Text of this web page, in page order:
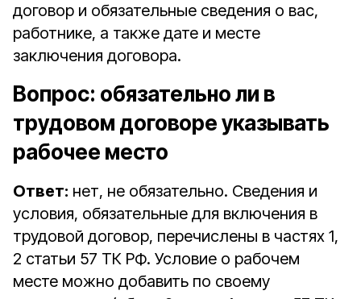
договор и обязательные сведения о вас,
работнике, а также дате и месте
заключения договора.
Вопрос: обязательно ли в
трудовом договоре указывать
рабочее место
Ответ: нет, не обязательно. Сведения и
условия, обязательные для включения в
трудовой договор, перечислены в частях 1,
2 статьи 57 ТК РФ. Условие о рабочем
месте можно добавить по своему